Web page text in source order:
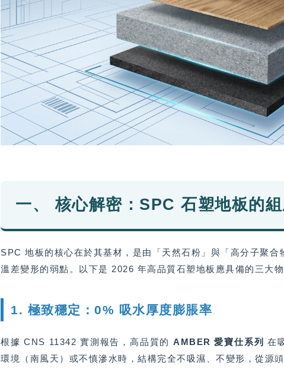
一、 核心解密：SPC 石塑地板的
SPC 地板的核心在於其基材，是由「天然石粉」與「高分子聚
溫差變形的弱點。以下是 2026 年高品質石塑地板應具備的三大物
1. 極致穩定：0% 吸水厚度膨脹率
根據 CNS 11342 實測報告，高品質的AMBER 愛寶仕系列 在
環境（南風天）或不慎滲水時，結構完全不吸濕、不變形，從源